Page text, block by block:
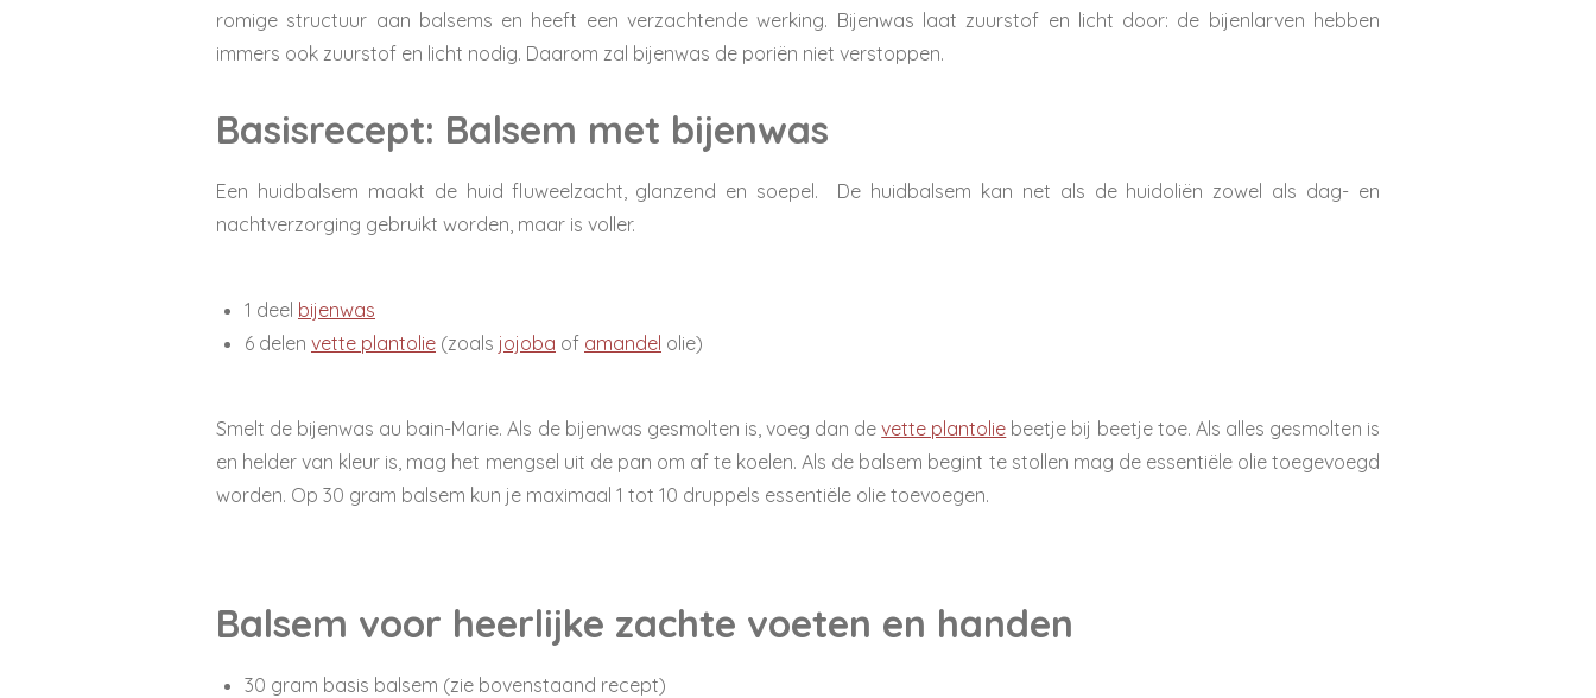
romige structuur aan balsems en heeft een verzachtende werking. Bijenwas laat zuurstof en licht door: de bijenlarven hebben
immers ook zuurstof en licht nodig. Daarom zal bijenwas de poriën niet verstoppen.
Basisrecept: Balsem met bijenwas
Een huidbalsem maakt de huid fluweelzacht, glanzend en soepel. De huidbalsem kan net als de huidoliën zowel als dag- en
nachtverzorging gebruikt worden, maar is voller.
1 deel bijenwas
6 delen vette plantolie (zoals jojoba of amandel olie)
Smelt de bijenwas au bain-Marie. Als de bijenwas gesmolten is, voeg dan devette plantolie beetje bij beetje toe. Als alles gesmolten is
en helder van kleur is, mag het mengsel uit de pan om af te koelen. Als de balsem begint te stollen mag de essentiële olie toegevoegd
worden. Op 30 gram balsem kun je maximaal 1 tot 10 druppels essentiële olie toevoegen.
Balsem voor heerlijke zachte voeten en handen
30 gram basis balsem (zie bovenstaand recept)